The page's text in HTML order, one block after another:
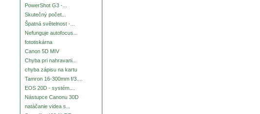
PowerShot G3 -...
Skutečný počet...
Špatná světelnost -...
Nefunguje autofocus...
fototiskárna
Canon 5D MIV
Chyba pri nahravani...
chyba zápisu na kartu
Tamron 16-300mm f/3....
EOS 20D - systém....
Nástupce Canonu 30D
natáčanie videa s...